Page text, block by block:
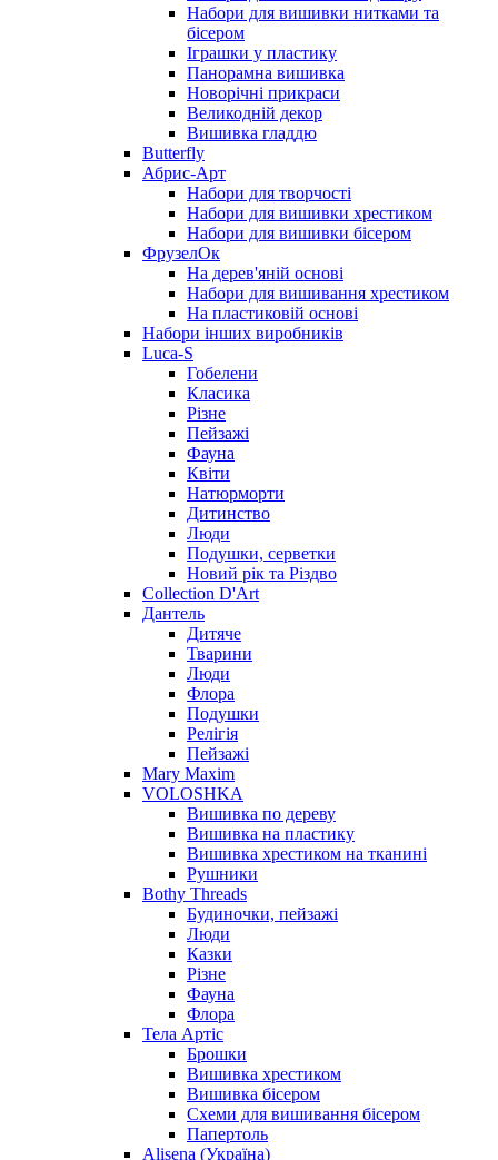
Набори для вишивки нитками та
бісером
Іграшки у пластику
Панорамна вишивка
Новорічні прикраси
Великодній декор
Вишивка гладдю
Butterfly
Абрис-Арт
Набори для творчості
Набори для вишивки хрестиком
Набори для вишивки бісером
ФрузелОк
На дерев'яній основі
Набори для вишивання хрестиком
На пластиковій основі
Набори інших виробників
Luca-S
Гобелени
Класика
Різне
Пейзажі
Фауна
Квіти
Натюрморти
Дитинство
Люди
Подушки, серветки
Новий рік та Різдво
Collection D'Art
Дантель
Дитяче
Тварини
Люди
Флора
Подушки
Релігія
Пейзажі
Mary Maxim
VOLOSHKA
Вишивка по дереву
Вишивка на пластику
Вишивка хрестиком на тканині
Рушники
Bothy Threads
Будиночки, пейзажі
Люди
Казки
Різне
Фауна
Флора
Тела Артіс
Брошки
Вишивка хрестиком
Вишивка бісером
Схеми для вишивання бісером
Папертоль
Alisena (Україна)